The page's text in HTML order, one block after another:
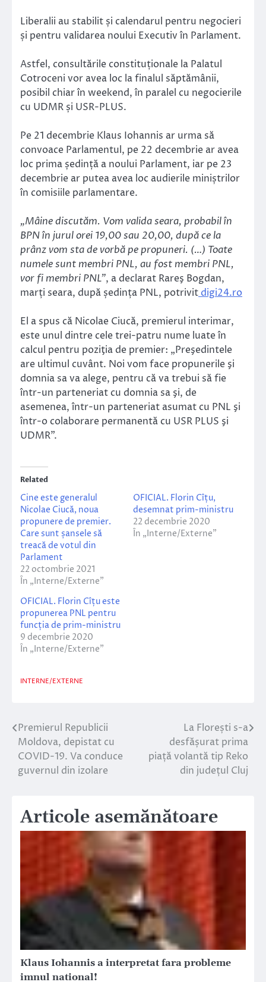
Liberalii au stabilit și calendarul pentru negocieri
și pentru validarea noului Executiv în Parlament.
Astfel, consultările constituționale la Palatul
Cotroceni vor avea loc la finalul săptămânii,
posibil chiar în weekend, în paralel cu negocierile
cu UDMR și USR-PLUS.
Pe 21 decembrie Klaus Iohannis ar urma să
convoace Parlamentul, pe 22 decembrie ar avea
loc prima ședință a noului Parlament, iar pe 23
decembrie ar putea avea loc audierile miniștrilor
în comisiile parlamentare.
„Mâine discutăm. Vom valida seara, probabil în
BPN în jurul orei 19,00 sau 20,00, după ce la
prânz vom sta de vorbă pe propuneri. (…) Toate
numele sunt membri PNL, au fost membri PNL,
vor fi membri PNL”, a declarat Rareş Bogdan,
marți seara, după ședința PNL, potrivit digi24.ro
El a spus că Nicolae Ciucă, premierul interimar,
este unul dintre cele trei-patru nume luate în
calcul pentru poziţia de premier: „Preşedintele
are ultimul cuvânt. Noi vom face propunerile şi
domnia sa va alege, pentru că va trebui să fie
într-un parteneriat cu domnia sa şi, de
asemenea, într-un parteneriat asumat cu PNL şi
într-o colaborare permanentă cu USR PLUS şi
UDMR”.
Related
Cine este generalul
Nicolae Ciucă, noua
propunere de premier.
Care sunt șansele să
treacă de votul din
Parlament
22 octombrie 2021
În „Interne/Externe”
OFICIAL. Florin Cîțu,
desemnat prim-ministru
22 decembrie 2020
În „Interne/Externe”
OFICIAL. Florin Cîțu este
propunerea PNL pentru
funcția de prim-ministru
9 decembrie 2020
În „Interne/Externe”
INTERNE/EXTERNE
Navigare
în
articole
Premierul Republicii
Moldova, depistat cu
COVID-19. Va conduce
guvernul din izolare
La Florești s-a
desfășurat prima
piață volantă tip Reko
din județul Cluj
Articole asemănătoare
Klaus Iohannis a interpretat fara probleme
imnul national!